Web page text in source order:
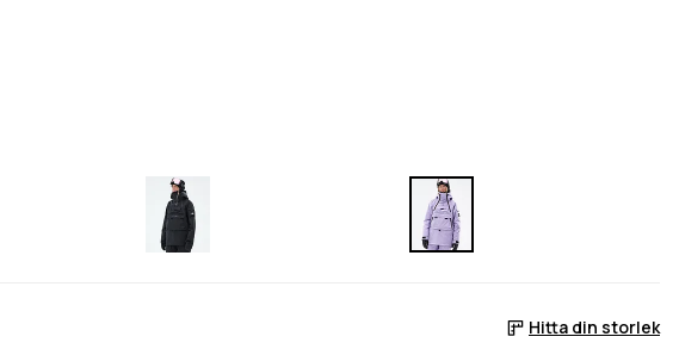
Hitta din storlek